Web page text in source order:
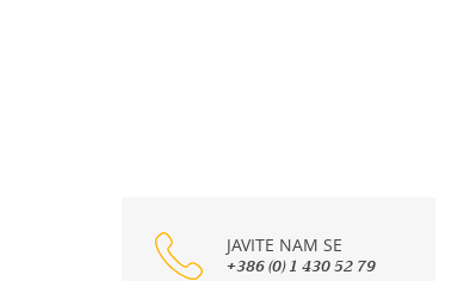
JAVITE NAM SE
+386 (0) 1 430 52 79